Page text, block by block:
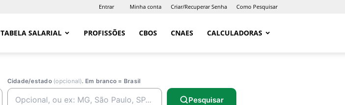
Entrar Minha conta Criar/Recuperar Senha Como Pesquisar
TABELA SALARIAL PROFISSÕES CBOS CNAES CALCULADORAS
Cidade/estado (opcional). Em branco = Brasil
Pesquisar